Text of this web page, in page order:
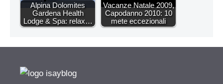
Alpina Dolomites
Gardena Health
Lodge & Spa: relax…
Vacanze Natale 2009,
Capodanno 2010: 10
mete eccezionali